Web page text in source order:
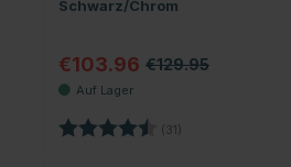
Schwarz/Chrom
€103.96 €129.95
Bewertung: (31)